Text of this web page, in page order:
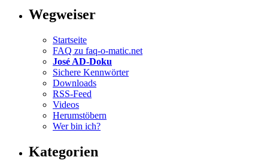
Wegweiser
Startseite
FAQ zu faq-o-matic.net
José AD-Doku
Sichere Kennwörter
Downloads
RSS-Feed
Videos
Herumstöbern
Wer bin ich?
Kategorien